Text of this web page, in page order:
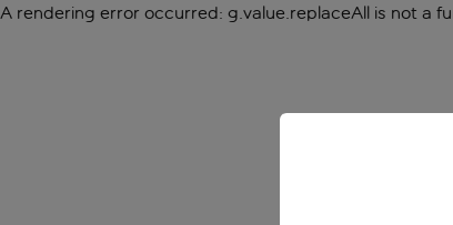
A rendering error occurred: g.value.replaceAll is not a